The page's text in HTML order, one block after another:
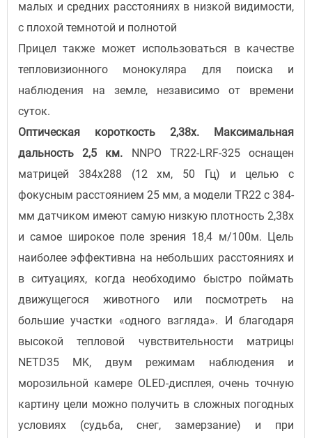
малых и средних расстояниях в низкой видимости,
с плохой темнотой и полнотой
Прицел также может использоваться в качестве
тепловизионного монокуляра для поиска и
наблюдения на земле, независимо от времени
суток.
Оптическая короткость 2,38x. Максимальная
дальность 2,5 км. NNPO TR22-LRF-325 оснащен
матрицей 384x288 (12 хм, 50 Гц) и целью с
фокусным расстоянием 25 мм, а модели TR22 с 384-
мм датчиком имеют самую низкую плотность 2,38x
и самое широкое поле зрения 18,4 м/100м. Цель
наиболее эффективна на небольших расстояниях и
в ситуациях, когда необходимо быстро поймать
движущегося животного или посмотреть на
большие участки «одного взгляда». И благодаря
высокой тепловой чувствительности матрицы
NETD35 MK, двум режимам наблюдения и
морозильной камере OLED-дисплея, очень точную
картину цели можно получить в сложных погодных
условиях (судьба, снег, замерзание) и при